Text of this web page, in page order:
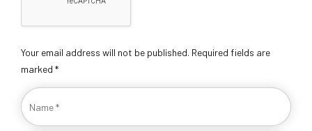
Your email address will not be published. Required fields are
marked *